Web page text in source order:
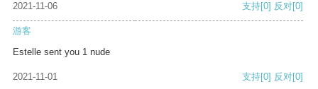
2021-11-06 支持[0] 反对[0]
游客
Estelle sent you 1 nude
2021-11-01 支持[0] 反对[0]